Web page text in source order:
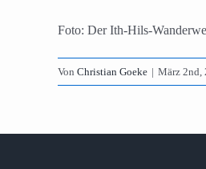
Foto: Der Ith-Hils-
Von Christian Goeke | März 2nd,